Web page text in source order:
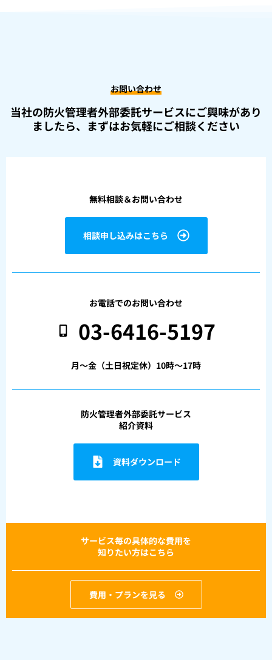
お問い合わせ
当社の防火管理者外部委託サービスにご興味があり
ましたら、 まずはお気軽にご相談ください
無料相談＆お問い合わせ
相談申し込みはこちら
お電話でのお問い合わせ
03-6416-5197
月〜金（土日祝定休）10時〜17時
防火管理者外部委託サービス
紹介資料
資料ダウンロード
サービス毎の具体的な費用を
知りたい方はこちら
費用・プランを見る